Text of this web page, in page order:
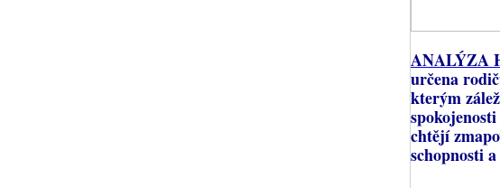
ANALÝZA
určena
kterým
chtějí
schopnosti